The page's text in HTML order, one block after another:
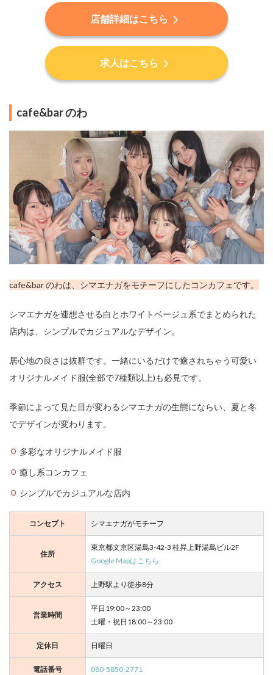
店舗詳細はこちら
求人はこちら
cafe&bar のわ
cafe&bar のわは、シマエナガをモチーフにしたコンカフェです。
シマエナガを連想させる白とホワイトベージュ系でまとめられた
店内は、シンプルでカジュアルなデザイン。
居心地の良さは抜群です。一緒にいるだけで癒されちゃう可愛い
オリジナルメイド服(全部で7種類以上)も必見です。
季節によって見た目が変わるシマエナガの生態にならい、夏と冬
でデザインが変わります。
多彩なオリジナルメイド服
癒し系コンカフェ
シンプルでカジュアルな店内
コンセプト シマエナガがモチーフ
住所
東京都文京区湯島3-42-3 桂昇上野湯島ビル2F
Google Mapはこちら
アクセス 上野駅より徒歩8分
営業時間
平日19:00～23:00
土曜・祝日18:00～23:00
定休日 日曜日
電話番号 080-5850-2771